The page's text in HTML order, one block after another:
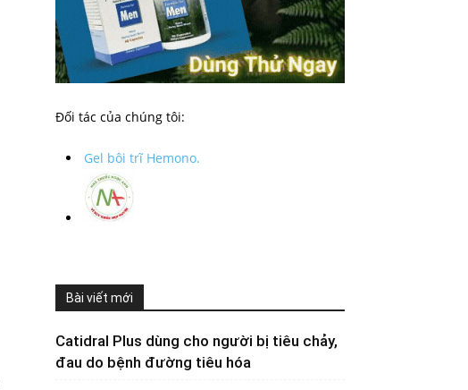
Đối tác của chúng tôi:
Gel bôi trĩ Hemono.
Bài viết mới
Catidral Plus dùng cho người bị tiêu chảy,
đau do bệnh đường tiêu hóa